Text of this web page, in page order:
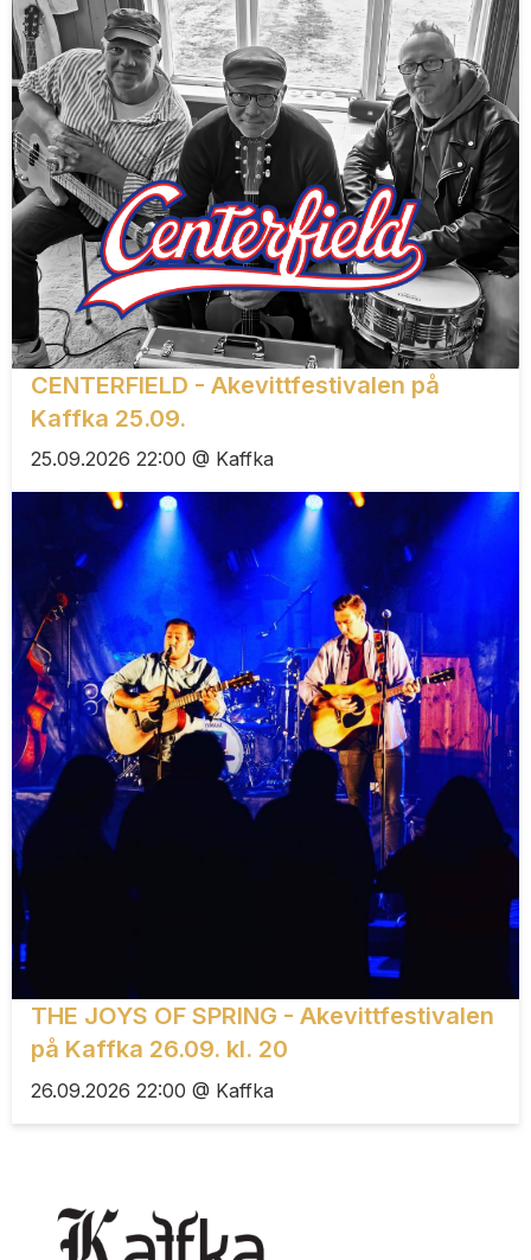
CENTERFIELD - Akevittfestivalen på
Kaffka 25.09.
25.09.2026 22:00 @ Kaffka
THE JOYS OF SPRING - Akevittfestivalen
på Kaffka 26.09. kl. 20
26.09.2026 22:00 @ Kaffka